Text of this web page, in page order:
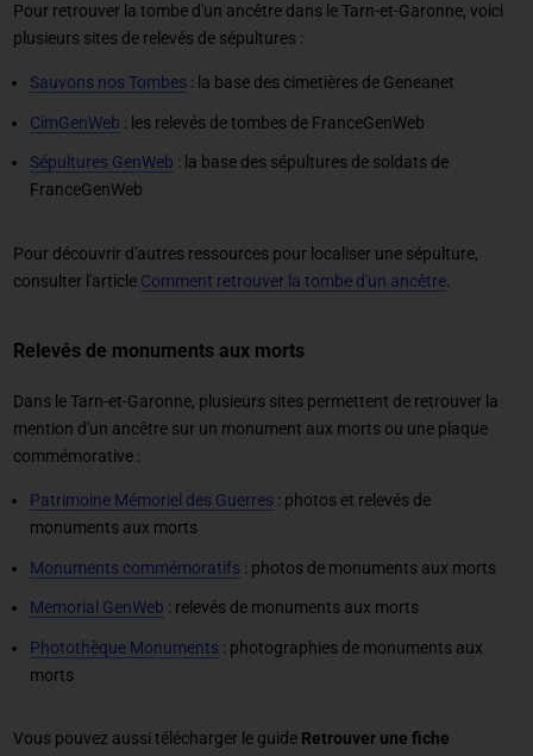
Pour retrouver la tombe d'un ancêtre dans le Tarn-et-Garonne, voici
plusieurs sites de relevés de sépultures :
Sauvons nos Tombes : la base des cimetières de Geneanet
CimGenWeb : les relevés de tombes de FranceGenWeb
Sépultures GenWeb : la base des sépultures de soldats de
FranceGenWeb
Pour découvrir d'autres ressources pour localiser une sépulture,
consulter l'article Comment retrouver la tombe d'un ancêtre.
Relevés de monuments aux morts
Dans le Tarn-et-Garonne, plusieurs sites permettent de retrouver la
mention d'un ancêtre sur un monument aux morts ou une plaque
commémorative :
Patrimoine Mémoriel des Guerres : photos et relevés de
monuments aux morts
Monuments commémoratifs : photos de monuments aux morts
Memorial GenWeb : relevés de monuments aux morts
Photothèque Monuments : photographies de monuments aux
morts
Vous pouvez aussi télécharger le guide Retrouver une fiche